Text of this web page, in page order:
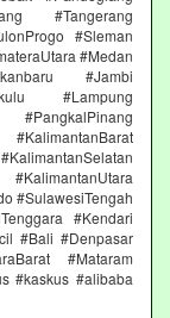
#Tangerang
#Sleman
#Medan
#Jambi
#Lampung
#PangkalPinang
#SulawesiTengah
#Kendari
#Bali #Denpasar
#Mataram
#kaskus #alibaba